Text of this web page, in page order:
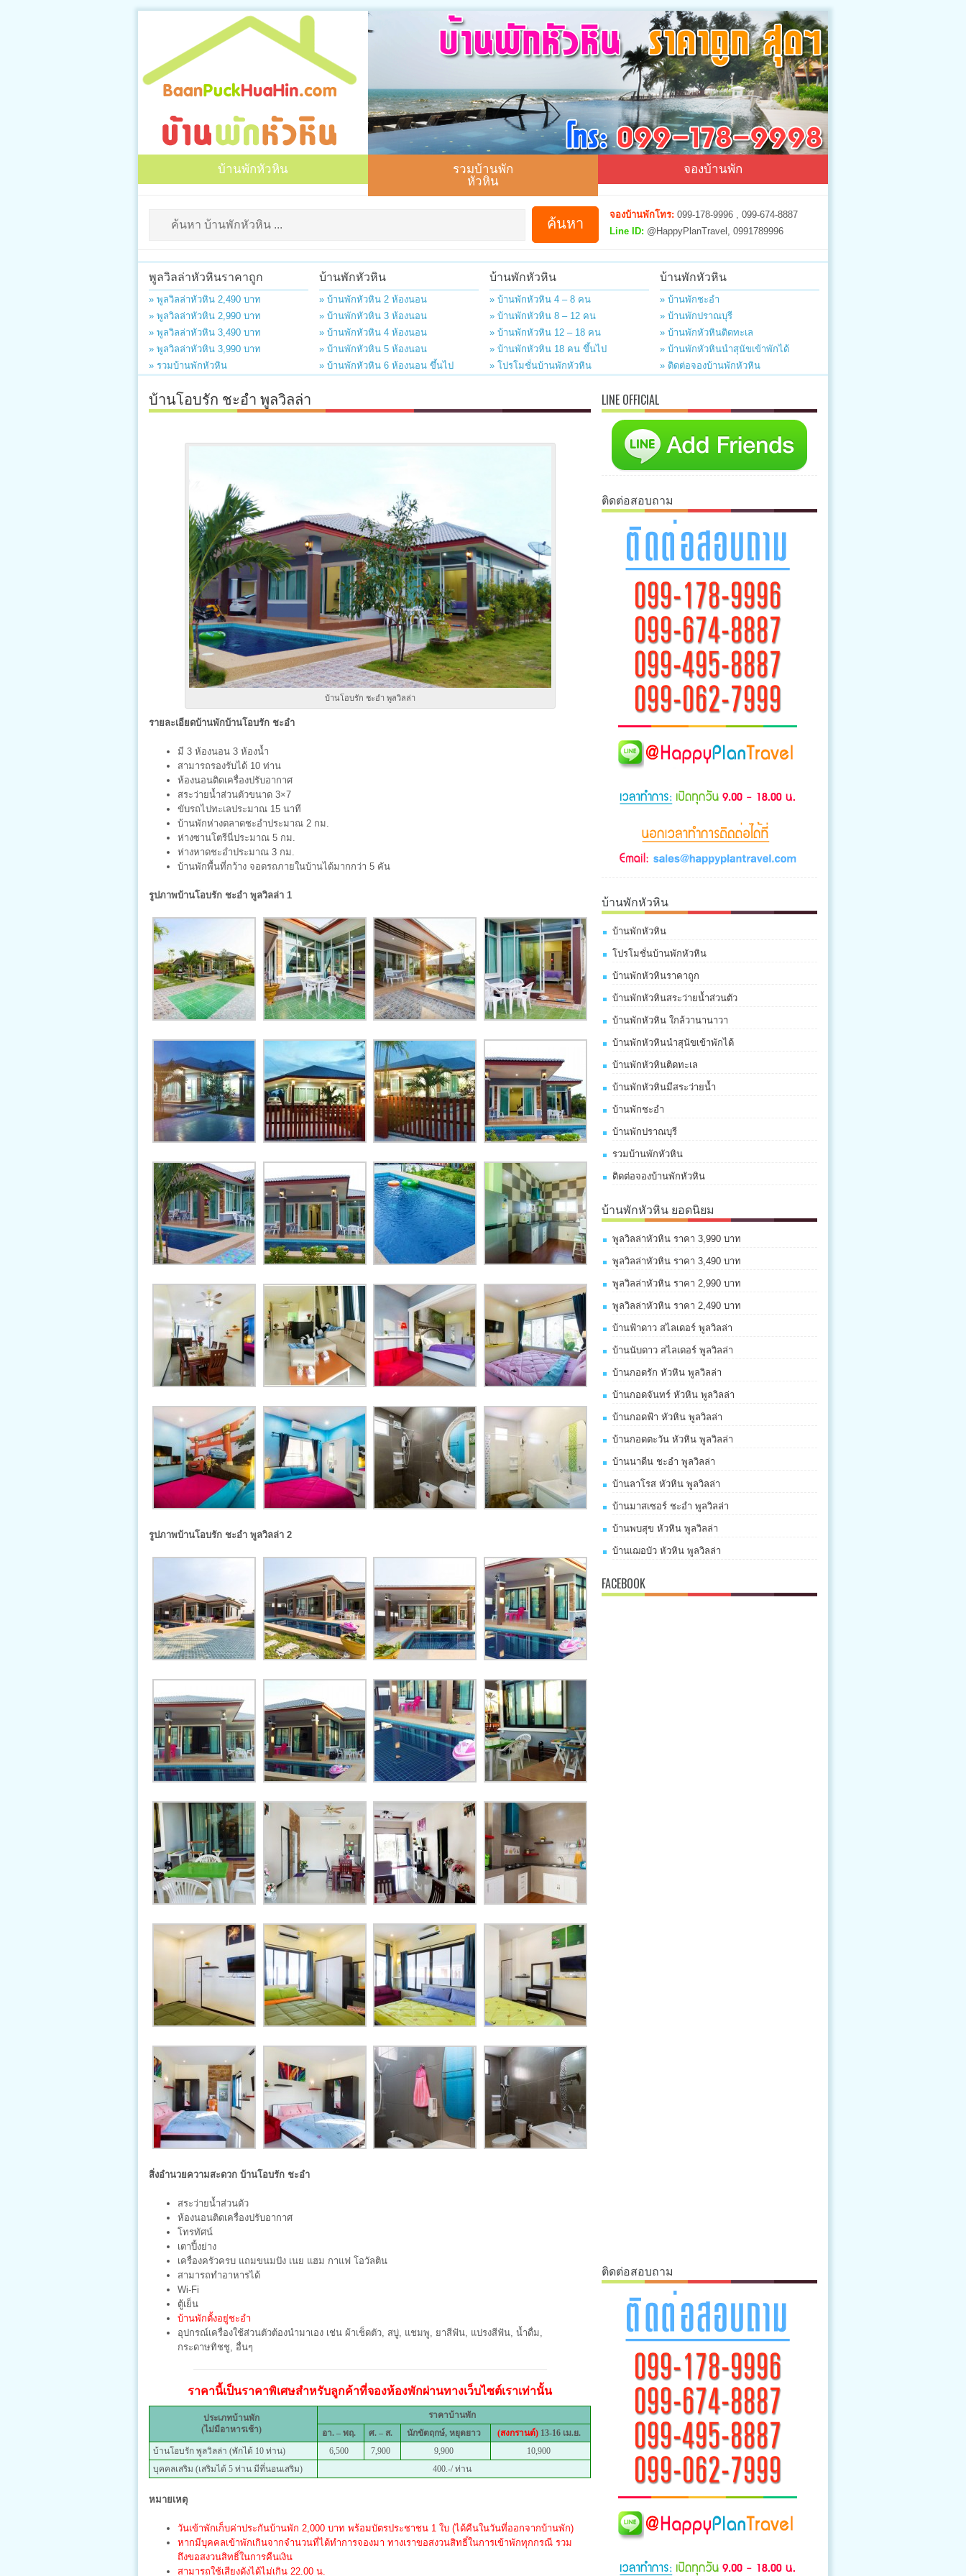
บ้านพักหัวหิน รวมบ้านพัก
หัวหิน
จองบ้านพัก
จองบ้านพักโทร: 099-178-9996 , 099-674-8887
Line ID: @HappyPlanTravel, 0991789996
พูลวิลล่าหัวหินราคาถูก
» พูลวิลล่าหัวหิน 2,490 บาท
» พูลวิลล่าหัวหิน 2,990 บาท
» พูลวิลล่าหัวหิน 3,490 บาท
» พูลวิลล่าหัวหิน 3,990 บาท
» รวมบ้านพักหัวหิน
บ้านพักหัวหิน
» บ้านพักหัวหิน 2 ห้องนอน
» บ้านพักหัวหิน 3 ห้องนอน
» บ้านพักหัวหิน 4 ห้องนอน
» บ้านพักหัวหิน 5 ห้องนอน
» บ้านพักหัวหิน 6 ห้องนอน ขึ้นไป
บ้านพักหัวหิน
» บ้านพักหัวหิน 4 – 8 คน
» บ้านพักหัวหิน 8 – 12 คน
» บ้านพักหัวหิน 12 – 18 คน
» บ้านพักหัวหิน 18 คน ขึ้นไป
» โปรโมชั่นบ้านพักหัวหิน
บ้านพักหัวหิน
» บ้านพักชะอำ
» บ้านพักปราณบุรี
» บ้านพักหัวหินติดทะเล
» บ้านพักหัวหินนำสุนัขเข้าพักได้
» ติดต่อจองบ้านพักหัวหิน
บ้านโอบรัก ชะอำ พูลวิลล่า
บ้านโอบรัก ชะอำ พูลวิลล่า
รายละเอียดบ้านพักบ้านโอบรัก ชะอำ
มี 3 ห้องนอน 3 ห้องน้ำ
สามารถรองรับได้ 10 ท่าน
ห้องนอนติดเครื่องปรับอากาศ
สระว่ายน้ำส่วนตัวขนาด 3×7
ขับรถไปทะเลประมาณ 15 นาที
บ้านพักห่างตลาดชะอำประมาณ 2 กม.
ห่างซานโตรีนี่ประมาณ 5 กม.
ห่างหาดชะอำประมาณ 3 กม.
บ้านพักพื้นที่กว้าง จอดรถภายในบ้านได้มากกว่า 5 คัน
รูปภาพบ้านโอบรัก ชะอำ พูลวิลล่า 1
รูปภาพบ้านโอบรัก ชะอำ พูลวิลล่า 2
สิ่งอำนวยความสะดวก บ้านโอบรัก ชะอำ
สระว่ายน้ำส่วนตัว
ห้องนอนติดเครื่องปรับอากาศ
โทรทัศน์
เตาปิ้งย่าง
เครื่องครัวครบ แถมขนมปัง เนย แฮม กาแฟ โอวัลติน
สามารถทำอาหารได้
Wi-Fi
ตู้เย็น
บ้านพักตั้งอยู่ชะอำ
อุปกรณ์เครื่องใช้ส่วนตัวต้องนำมาเอง เช่น ผ้าเช็ดตัว, สบู่, แชมพู, ยาสีฟัน, แปรงสีฟัน, น้ำดื่ม,
กระดาษทิชชู, อื่นๆ
ราคานี้เป็นราคาพิเศษสำหรับลูกค้าที่จองห้องพักผ่านทางเว็บไซต์เราเท่านั้น
ประเภทบ้านพัก
(ไม่มีอาหารเช้า)
ราคาบ้านพัก
อา. – พฤ.
ศ. – ส. นักขัตฤกษ์, หยุดยาว (สงกรานต์)13-16 เม.ย.
บ้านโอบรัก พูลวิลล่า (พักได้ 10 ท่าน)
6,500 7,900 9,900
10,900
บุคคลเสริม (เสริมได้ 5 ท่าน มีที่นอนเสริม)
400.-/ ท่าน
หมายเหตุ
วันเข้าพักเก็บค่าประกันบ้านพัก 2,000 บาท พร้อมบัตรประชาชน 1 ใบ (ได้คืนในวันที่ออกจากบ้านพัก)
หากมีบุคคลเข้าพักเกินจากจำนวนที่ได้ทำการจองมา ทางเราขอสงวนสิทธิ์ในการเข้าพักทุกกรณี รวม
ถึงขอสงวนสิทธิ์ในการคืนเงิน
สามารถใช้เสียงดังได้ไม่เกิน 22.00 น.
LINE OFFICIAL
ติดต่อสอบถาม
บ้านพักหัวหิน
บ้านพักหัวหิน
โปรโมชั่นบ้านพักหัวหิน
บ้านพักหัวหินราคาถูก
บ้านพักหัวหินสระว่ายน้ำส่วนตัว
บ้านพักหัวหิน ใกล้วานานาวา
บ้านพักหัวหินนำสุนัขเข้าพักได้
บ้านพักหัวหินติดทะเล
บ้านพักหัวหินมีสระว่ายน้ำ
บ้านพักชะอำ
บ้านพักปราณบุรี
รวมบ้านพักหัวหิน
ติดต่อจองบ้านพักหัวหิน
บ้านพักหัวหิน ยอดนิยม
พูลวิลล่าหัวหิน ราคา 3,990 บาท
พูลวิลล่าหัวหิน ราคา 3,490 บาท
พูลวิลล่าหัวหิน ราคา 2,990 บาท
พูลวิลล่าหัวหิน ราคา 2,490 บาท
บ้านฟ้าดาว สไลเดอร์ พูลวิลล่า
บ้านนับดาว สไลเดอร์ พูลวิลล่า
บ้านกอดรัก หัวหิน พูลวิลล่า
บ้านกอดจันทร์ หัวหิน พูลวิลล่า
บ้านกอดฟ้า หัวหิน พูลวิลล่า
บ้านกอดตะวัน หัวหิน พูลวิลล่า
บ้านนาดีน ชะอำ พูลวิลล่า
บ้านลาโรส หัวหิน พูลวิลล่า
บ้านมาสเซอร์ ชะอำ พูลวิลล่า
บ้านพบสุข หัวหิน พูลวิลล่า
บ้านเฌอบัว หัวหิน พูลวิลล่า
FACEBOOK
ติดต่อสอบถาม